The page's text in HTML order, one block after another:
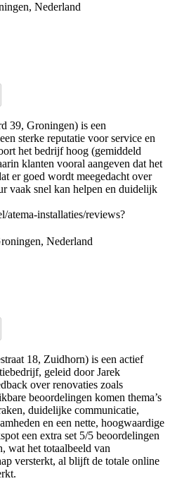
Nederland
39, Groningen) is een
sterke reputatie voor service en
het bedrijf hoog (gemiddeld
klanten vooral aangeven dat het
er goed wordt meegedacht over
vaak snel kan helpen en duidelijk
installaties/reviews?
Nederland
18, Zuidhorn) is een actief
geleid door Jarek
over renovaties zoals
beoordelingen komen thema’s
duidelijke communicatie,
en een nette, hoogwaardige
een extra set 5/5 beoordelingen
wat het totaalbeeld van
versterkt, al blijft de totale online